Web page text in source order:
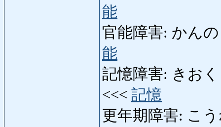
能
官能障害: かん
能
記憶障害: きおく
<<< 記憶
更年期障害: こ